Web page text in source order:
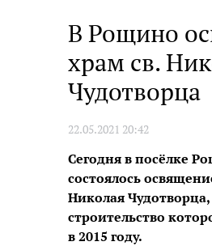
В Рощино
храм св.
Чудотворца
22.05.2021 20:42
Сегодня в посёлке
состоялось
Николая Чудотворца,
строительство
в 2015 году.